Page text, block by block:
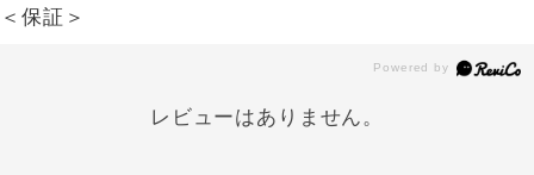
＜保証＞
レビューはありません。